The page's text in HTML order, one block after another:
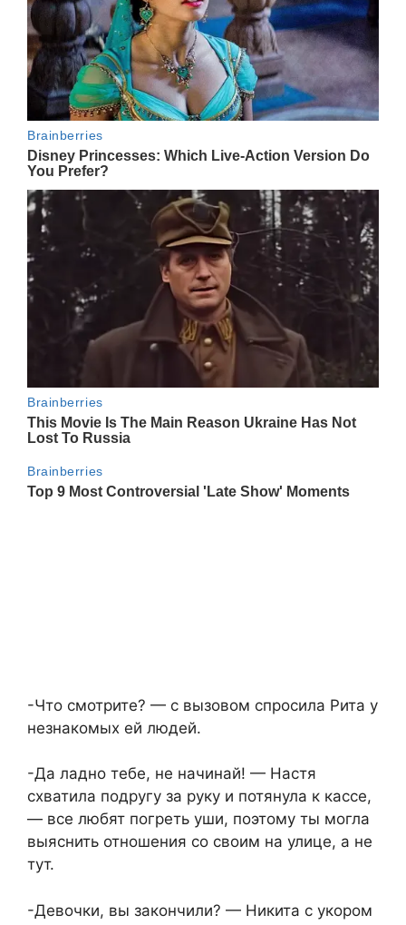
-Что смотрите? — с вызовом спросила Рита у
незнакомых ей людей.
-Да ладно тебе, не начинай! — Настя
схватила подругу за руку и потянула к кассе,
— все любят погреть уши, поэтому ты могла
выяснить отношения со своим на улице, а не
тут.
-Девочки, вы закончили? — Никита с укором